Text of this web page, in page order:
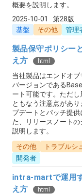
概要を説明します。
2025-10-01
第28版
基盤
その他 管理
製品保守ポリシー
え方
html
当社製品はエンドオ
バージョンである
ート可能です。ただ
ともなう注意点があ
プデートとパッチ提
た、リリースノート
説明します。
その他
トラブルシ
開発者
intra-martで運用
え方
html